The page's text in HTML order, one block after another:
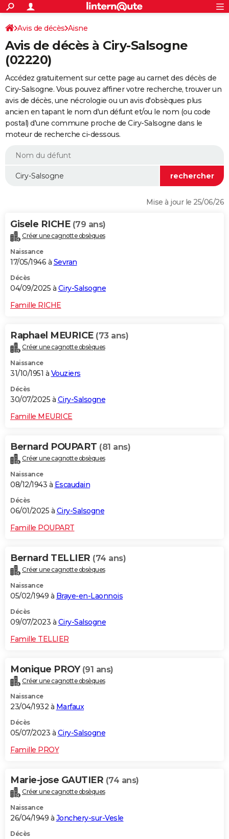
ACTUALITÉS
Politique
Société
Faits Divers
Education
Monde
Villes
+
SPORT
Coupe du monde 2026
Football
Tennis
Cyclisme
Rugby
Forum
FINANCE
Retraite
Impôts
Epargne
Immobilier
Risques naturels par ville
Banque
Assurance
Crédit
AUTO
Essais
Réserver un essai
Citadines
Berlines
SUV
Forum auto
+
HIGH-TECH
Mobiles
Meilleur smartphone
Internet
Ordinateurs
Jeux vidéo
Guide high-tech
+BRICOLAGE
Forum
Aménagement intérieur
Extérieur
Cuisine
Salle de bains
Jardinage
Rangement
WEEK-END
Guides de France
Escapades
Patrimoine
Expositions
Musées
Week-end nature
LIFESTYLE
Alimentation
Guide de la santé
Maladies
Médicaments
Sommeil
VOYAGE
Destinations
City break
Voyage nature
Voyage de noces
Forum
Climat
+PHOTO
GUIDES D'ACHAT
BONS PLANS
CARTE DE VOEUX
Dictionnaire
Biographies
Citations
Expressions
Proverbes
PROGRAMME TV
COPAINS D'AVANT
S'inscrire
Se connecter
Lycées
Collèges
Primaires
Universités
Entreprises
Service militaire
Avis de recherche
AVIS DE DÉCÈS
Avis de décès Aisne
Avis de décès à Ciry-Salsogne
(02220)
Accédez gratuitement sur cette page au carnet des décès de
Ciry-Salsogne. Vous pouvez affiner votre recherche, trouver un
avis de décès, une nécrologie ou un avis d'obsèques plus
ancien en tapant le nom d'un défunt et/ou le nom (ou code
postal) d'une commune proche de Ciry-Salsogne dans le
moteur de recherche ci-dessous.
Mise à jour le 25/06/26
Gisele RICHE (79 ans)
Créer une cagnotte obsèques
Naissance
17/05/1946 à Sevran
Décès
04/09/2025 à Ciry-Salsogne
Famille RICHE
Raphael MEURICE (73 ans)
Créer une cagnotte obsèques
Naissance
31/10/1951 à Vouziers
Décès
30/07/2025 à Ciry-Salsogne
Famille MEURICE
Bernard POUPART (81 ans)
Créer une cagnotte obsèques
Naissance
08/12/1943 à Escaudain
Décès
06/01/2025 à Ciry-Salsogne
Famille POUPART
Bernard TELLIER (74 ans)
Créer une cagnotte obsèques
Naissance
05/02/1949 à Braye-en-Laonnois
Décès
09/07/2023 à Ciry-Salsogne
Famille TELLIER
Monique PROY (91 ans)
Créer une cagnotte obsèques
Naissance
23/04/1932 à Marfaux
Décès
05/07/2023 à Ciry-Salsogne
Famille PROY
Marie-jose GAUTIER (74 ans)
Créer une cagnotte obsèques
Naissance
26/04/1949 à Jonchery-sur-Vesle
Décès